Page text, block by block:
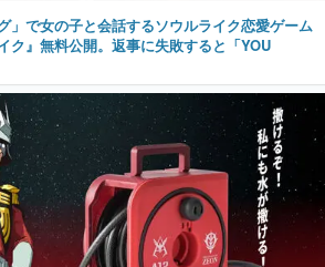
」で女の子と会話するソウルライク恋愛ゲーム
ク』無料公開。返事に失敗すると「YOU